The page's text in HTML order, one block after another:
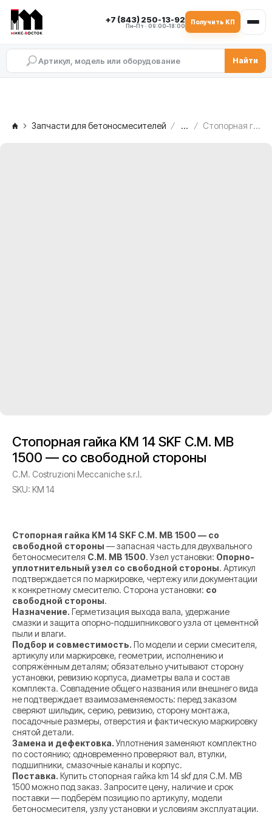
+7 (843) 250-13-92
Пн–Пт · 09:00–18:00
Получить КП
Найти
Запчасти для бетоносмесителей ... Стопорная гайка KM 14 SKF C.M. MB 1500 — со свободной стороны
Стопорная гайка KM 14 SKF C.M. MB
1500 — со свободной стороны
C.M. Costruzioni Meccaniche s.r.l.
SKU: KM 14
Стопорная гайка KM 14 SKF C.M. MB 1500 — со
свободной стороны — запасная часть для двухвального
бетоносмесителя C.M. MB 1500. Узел установки: Опорно-
уплотнительный узел со свободной стороны. Артикул
подтверждается по маркировке, чертежу или документации
к конкретному смесителю. Сторона установки: со
свободной стороны.
Назначение. Герметизация выхода вала, удержание
смазки и защита опорно-подшипникового узла от цементной
пыли и влаги.
Подбор и совместимость. По модели и серии смесителя,
артикулу или маркировке, геометрии, исполнению и
сопряжённым деталям; обязательно учитывают сторону
установки, ревизию корпуса, диаметры вала и состав
комплекта. Совпадение общего названия или внешнего вида
не подтверждает взаимозаменяемость: перед заказом
сверяют шильдик, серию, ревизию, сторону монтажа,
посадочные размеры, отверстия и фактическую маркировку
снятой детали.
Замена и дефектовка.Уплотнения заменяют комплектно
по состоянию; одновременно проверяют вал, втулки,
подшипники, смазочные каналы и корпус.
Поставка. Купить стопорная гайка km 14 skf для C.M. MB
1500 можно под заказ. Запросите цену, наличие и срок
поставки — подберём позицию по артикулу, модели
бетоносмесителя, узлу установки и условиям эксплуатации.